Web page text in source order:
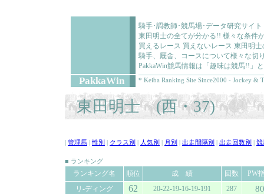
騎手･調教師･競馬場･データ研究サイ
東田明士の全てが分かる!! 様々な条件
買えるレース 買えないレース 東田明
騎手、厩舎、コースについて様々な切
PakkaWin競馬情報は「趣味は競馬!!」
PakkaWin * Keiba Ranking Site Since2000 - Jockey &
東田明士 (西・37)
管理馬 |性別 クラス別 人気別 月別 出走間隔別 出走回数別 競
■ ランキング
ランキング名 順位 成 績 回数
PW
リ-ディング
62 20-22-19-16-19-191 287 80